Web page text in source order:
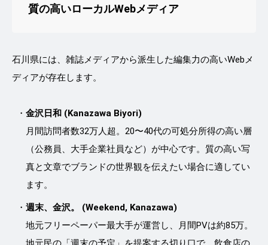
質の高いローカルWebメディア
石川県には、雑誌メディアから派生した編集力の高いWebメ
ディアが存在します。
金沢日和 (Kanazawa Biyori)
月間訪問者数32万人超。20〜40代の可処分所得の高い層
（公務員、大手企業社員など）が中心です。質の高い写
真と文章でブランドの世界観を伝えたい場合に適してい
ます。
週末、金沢。 (Weekend, Kanazawa)
地元フリーペーパー最大手が運営し、月間PVは約85万。